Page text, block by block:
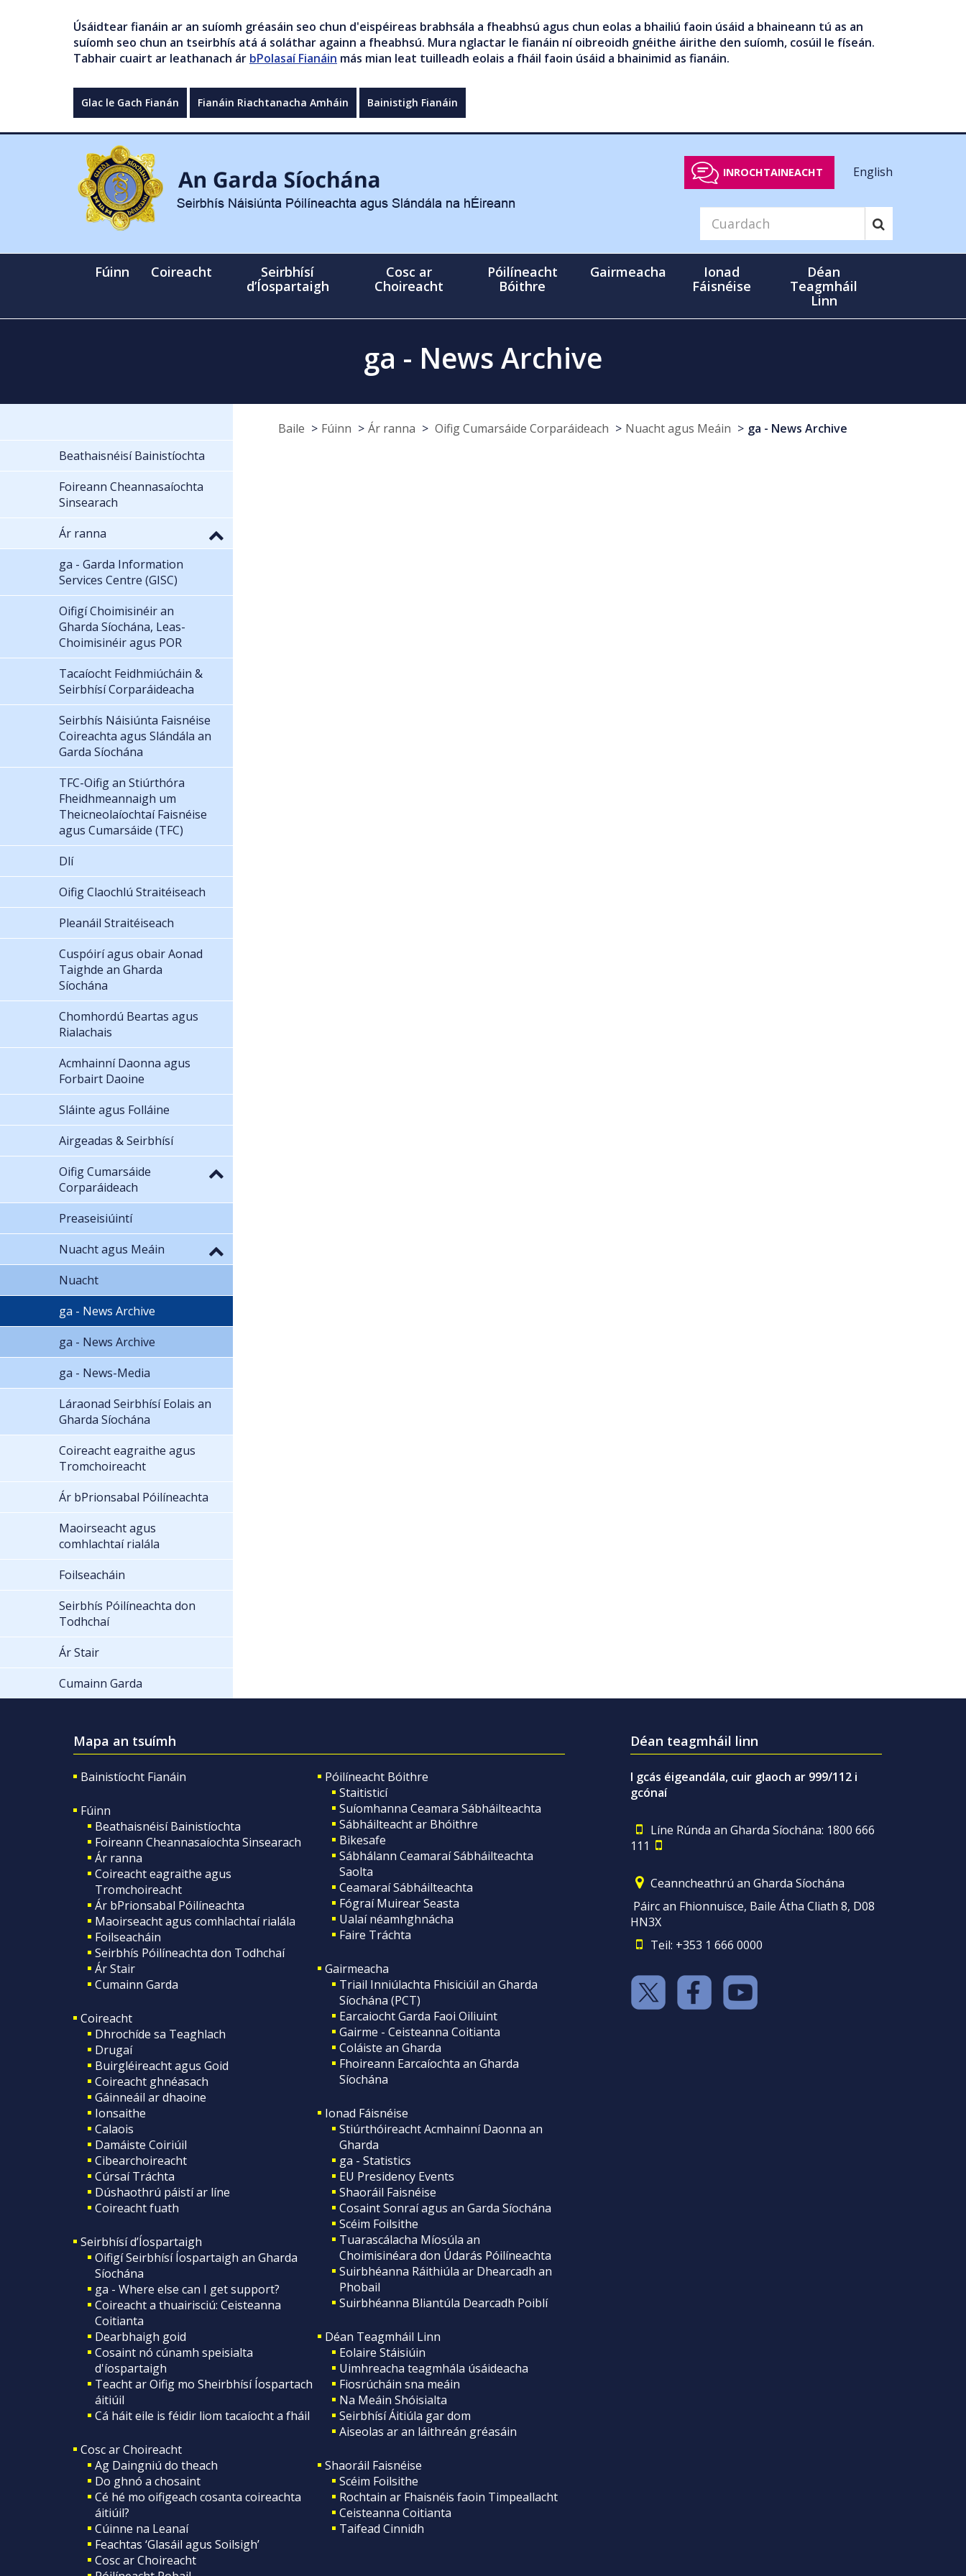
Úsáidtear fianáin ar an suíomh gréasáin seo chun d'eispéireas brabhsála a fheabhsú agus chun eolas a bhailiú faoin úsáid a bhaineann tú as an
suíomh seo chun an tseirbhís atá á soláthar againn a fheabhsú. Mura nglactar le fianáin ní oibreoidh gnéithe áirithe den suíomh, cosúil le físeán.
Tabhair cuairt ar leathanach ár bPolasaí Fianáin más mian leat tuilleadh eolais a fháil faoin úsáid a bhainimid as fianáin.
Glac le Gach Fianán Fianáin Riachtanacha Amháin Bainistigh Fianáin
INROCHTAINEACHT English
Fúinn Coireacht
Seirbhísí
d’Íospartaigh
Cosc ar
Choireacht
Póilíneacht
Bóithre
Gairmeacha
Ionad
Fáisnéise
Déan
Teagmháil
Linn
ga - News Archive
Baile Fúinn Ár ranna Oifig Cumarsáide Corparáideach Nuacht agus Meáin
ga - News Archive
Beathaisnéisí Bainistíochta
Foireann Cheannasaíochta
Sinsearach
Ár ranna
ga - Garda Information
Services Centre (GISC)
Oifigí Choimisinéir an
Gharda Síochána, Leas-
Choimisinéir agus POR
Tacaíocht Feidhmiúcháin &
Seirbhísí Corparáideacha
Seirbhís Náisiúnta Faisnéise
Coireachta agus Slándála an
Garda Síochána
TFC-Oifig an Stiúrthóra
Fheidhmeannaigh um
Theicneolaíochtaí Faisnéise
agus Cumarsáide (TFC)
Dlí
Oifig Claochlú Straitéiseach
Pleanáil Straitéiseach
Cuspóirí agus obair Aonad
Taighde an Gharda
Síochána
Chomhordú Beartas agus
Rialachais
Acmhainní Daonna agus
Forbairt Daoine
Sláinte agus Folláine
Airgeadas & Seirbhísí
Oifig Cumarsáide
Corparáideach
Preaseisiúintí
Nuacht agus Meáin
Nuacht
ga - News Archive
ga - News Archive
ga - News-Media
Láraonad Seirbhísí Eolais an
Gharda Síochána
Coireacht eagraithe agus
Tromchoireacht
Ár bPrionsabal Póilíneachta
Maoirseacht agus
comhlachtaí rialála
Foilseacháin
Seirbhís Póilíneachta don
Todhchaí
Ár Stair
Cumainn Garda
Mapa an tsuímh
Bainistíocht Fianáin
Fúinn
Beathaisnéisí Bainistíochta
Foireann Cheannasaíochta Sinsearach
Ár ranna
Coireacht eagraithe agus
Tromchoireacht
Ár bPrionsabal Póilíneachta
Maoirseacht agus comhlachtaí rialála
Foilseacháin
Seirbhís Póilíneachta don Todhchaí
Ár Stair
Cumainn Garda
Coireacht
Dhrochíde sa Teaghlach
Drugaí
Buirgléireacht agus Goid
Coireacht ghnéasach
Gáinneáil ar dhaoine
Ionsaithe
Calaois
Damáiste Coiriúil
Cibearchoireacht
Cúrsaí Tráchta
Dúshaothrú páistí ar líne
Coireacht fuath
Seirbhísí d’Íospartaigh
Oifigí Seirbhísí Íospartaigh an Gharda
Síochána
ga - Where else can I get support?
Coireacht a thuairisciú: Ceisteanna
Coitianta
Dearbhaigh goid
Cosaint nó cúnamh speisialta
d'íospartaigh
Teacht ar Oifig mo Sheirbhísí Íospartach
áitiúil
Cá háit eile is féidir liom tacaíocht a fháil
Cosc ar Choireacht
Ag Daingniú do theach
Do ghnó a chosaint
Cé hé mo oifigeach cosanta coireachta
áitiúil?
Cúinne na Leanaí
Feachtas ‘Glasáil agus Soilsigh’
Cosc ar Choireacht
Póilíneacht Bóithre
Staitisticí
Suíomhanna Ceamara Sábháilteachta
Sábháilteacht ar Bhóithre
Bikesafe
Sábhálann Ceamaraí Sábháilteachta
Saolta
Ceamaraí Sábháilteachta
Fógraí Muirear Seasta
Ualaí néamhghnácha
Faire Tráchta
Gairmeacha
Triail Inniúlachta Fhisiciúil an Gharda
Síochána (PCT)
Earcaiocht Garda Faoi Oiliuint
Gairme - Ceisteanna Coitianta
Coláiste an Gharda
Fhoireann Earcaíochta an Gharda
Síochána
Ionad Fáisnéise
Stiúrthóireacht Acmhainní Daonna an
Gharda
ga - Statistics
EU Presidency Events
Shaoráil Faisnéise
Cosaint Sonraí agus an Garda Síochána
Scéim Foilsithe
Tuarascálacha Míosúla an
Choimisinéara don Údarás Póilíneachta
Suirbhéanna Ráithiúla ar Dhearcadh an
Phobail
Suirbhéanna Bliantúla Dearcadh Poiblí
Déan Teagmháil Linn
Eolaire Stáisiúin
Uimhreacha teagmhála úsáideacha
Fiosrúcháin sna meáin
Na Meáin Shóisialta
Seirbhísí Áitiúla gar dom
Aiseolas ar an láithreán gréasáin
Shaoráil Faisnéise
Scéim Foilsithe
Rochtain ar Fhaisnéis faoin Timpeallacht
Ceisteanna Coitianta
Taifead Cinnidh
Déan teagmháil linn
I gcás éigeandála, cuir glaoch ar 999/112 i
gcónaí
Líne Rúnda an Gharda Síochána: 1800 666
111
Ceanncheathrú an Gharda Síochána
Páirc an Fhionnuisce, Baile Átha Cliath 8, D08
HN3X
Teil: +353 1 666 0000